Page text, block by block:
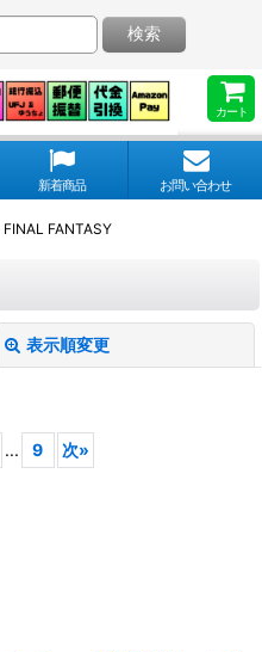
カート
検索
新着商品 お問い合わせ
FINAL FANTASY
表示順変更
... 9 次»